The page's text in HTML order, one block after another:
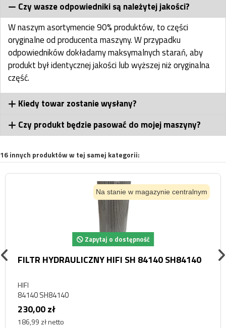
Czy wasze odpowiedniki są należytej jakości?
W naszym asortymencie 90% produktów, to części
oryginalne od producenta maszyny. W przypadku
odpowiedników dokładamy maksymalnych starań, aby
produkt był identycznej jakości lub wyższej niż oryginalna
część.
Kiedy towar zostanie wysłany?
Czy produkt będzie pasować do mojej maszyny?
16 innych produktów w tej samej kategorii:
Na stanie w magazynie centralnym
Zapytaj o dostępność
FILTR HYDRAULICZNY HIFI SH 84140 SH84140
HIFI
84140 SH84140
230,00 zł
186,99 zł netto